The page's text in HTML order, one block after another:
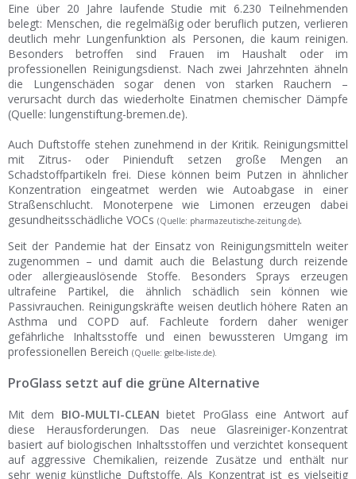
Eine über 20 Jahre laufende Studie mit 6.230 Teilnehmenden
belegt: Menschen, die regelmäßig oder beruflich putzen, verlieren
deutlich mehr Lungenfunktion als Personen, die kaum reinigen.
Besonders betroffen sind Frauen im Haushalt oder im
professionellen Reinigungsdienst. Nach zwei Jahrzehnten ähneln
die Lungenschäden sogar denen von starken Rauchern –
verursacht durch das wiederholte Einatmen chemischer Dämpfe
(Quelle: lungenstiftung-bremen.de).
Auch Duftstoffe stehen zunehmend in der Kritik. Reinigungsmittel
mit Zitrus- oder Pinienduft setzen große Mengen an
Schadstoffpartikeln frei. Diese können beim Putzen in ähnlicher
Konzentration eingeatmet werden wie Autoabgase in einer
Straßenschlucht. Monoterpene wie Limonen erzeugen dabei
gesundheitsschädliche VOCs (Quelle: pharmazeutische-zeitung.de).
Seit der Pandemie hat der Einsatz von Reinigungsmitteln weiter
zugenommen – und damit auch die Belastung durch reizende
oder allergieauslösende Stoffe. Besonders Sprays erzeugen
ultrafeine Partikel, die ähnlich schädlich sein können wie
Passivrauchen. Reinigungskräfte weisen deutlich höhere Raten an
Asthma und COPD auf. Fachleute fordern daher weniger
gefährliche Inhaltsstoffe und einen bewussteren Umgang im
professionellen Bereich (Quelle: gelbe-liste.de).
ProGlass setzt auf die grüne Alternative
Mit dem BIO-MULTI-CLEAN bietet ProGlass eine Antwort auf
diese Herausforderungen. Das neue Glasreiniger-Konzentrat
basiert auf biologischen Inhaltsstoffen und verzichtet konsequent
auf aggressive Chemikalien, reizende Zusätze und enthält nur
sehr wenig künstliche Duftstoffe. Als Konzentrat ist es vielseitig